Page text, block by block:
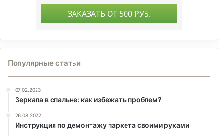
Популярные статьи
07.02.2023
Зеркала в спальне: как избежать проблем?
26.08.2022
Инструкция по демонтажу паркета своими руками